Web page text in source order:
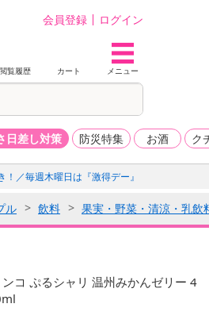
会員登録 ログイン
閲覧履歴 カート メニュー
日差し対策 防災特集 お酒 ク
！／毎週木曜日は『激得デー』
ル 飲料 果実・野菜・清涼・乳飲
コ ぷるシャリ 温州みかんゼリー 4